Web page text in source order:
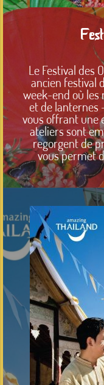
Le Festival des
ancien festival
week-end où les
et de lanternes
vous offrant une
ateliers sont
regorgent de
vous permet